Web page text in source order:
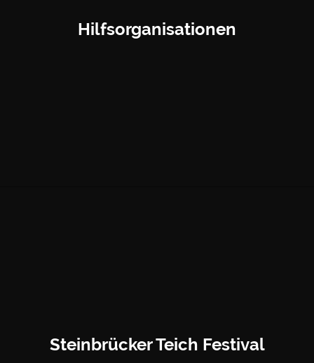
Hilfsorganisationen
Steinbrücker Teich Festival